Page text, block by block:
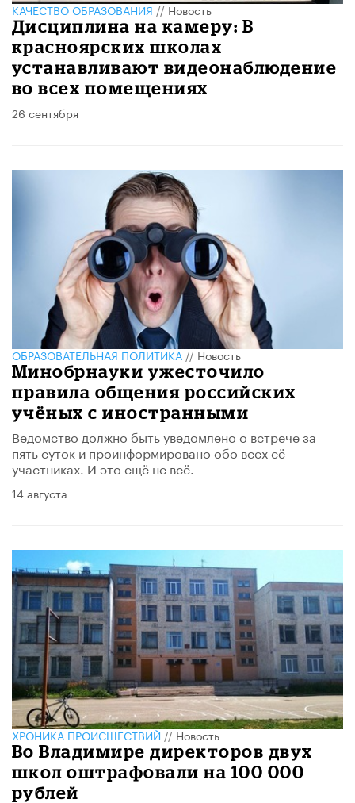
КАЧЕСТВО ОБРАЗОВАНИЯ//Новость
Дисциплина на камеру: В
красноярских школах
устанавливают видеонаблюдение
во всех помещениях
26 сентября
ОБРАЗОВАТЕЛЬНАЯ ПОЛИТИКА//Новость
Минобрнауки ужесточило
правила общения российских
учёных с иностранными
Ведомство должно быть уведомлено о встрече за
пять суток и проинформировано обо всех её
участниках. И это ещё не всё.
14 августа
ХРОНИКА ПРОИСШЕСТВИЙ//Новость
Во Владимире директоров двух
школ оштрафовали на 100 000
рублей